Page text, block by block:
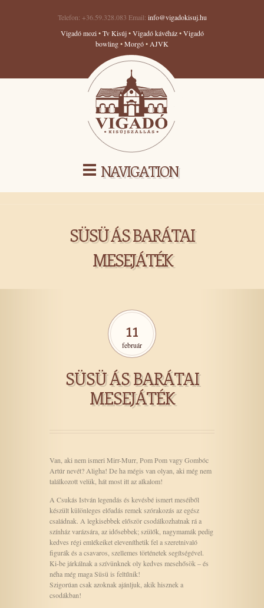
Telefon: +36.59.328.083 Email: info@vigadokisuj.hu
Vigadó mozi•Tv Kisúj•Vigadó kávéház•Vigadó
bowling•Morgó• AJVK
NAVIGATION
SÜSÜ ÁS BARÁTAI
MESEJÁTÉK
11
február
SÜSÜ ÁS BARÁTAI
MESEJÁTÉK
Van, aki nem ismeri Mirr-Murr, Pom Pom vagy Gombóc
Artúr nevét? Aligha! De ha mégis van olyan, aki még nem
találkozott velük, hát most itt az alkalom!
A Csukás István legendás és kevésbé ismert meséiből
készült különleges előadás remek szórakozás az egész
családnak. A legkisebbek először csodálkozhatnak rá a
színház varázsára, az idősebbek; szülők, nagymamák pedig
kedves régi emlékeiket eleveníthetik fel a szeretnivaló
figurák és a csavaros, szellemes történetek segítségével.
Ki-be járkálnak a szívünknek oly kedves mesehősök – és
néha még maga Süsü is feltűnik!
Szigorúan csak azoknak ajánljuk, akik hisznek a
csodákban!